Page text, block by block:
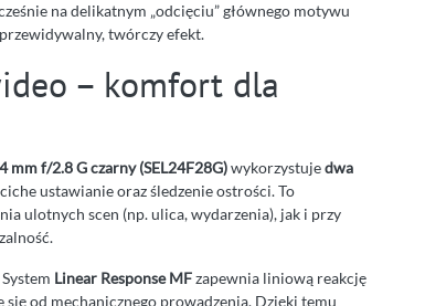
na delikatnym „odcięciu” głównego motywu
twórczy efekt.
– komfort dla
mm f/2.8 G czarny (SEL24F28G)wykorzystujedwa
ustawianie oraz śledzenie ostrości. To
ulotnych scen (np. ulica, wydarzenia), jak i przy
Linear Response MFzapewnia liniową reakcję
od mechanicznego prowadzenia. Dzięki temu